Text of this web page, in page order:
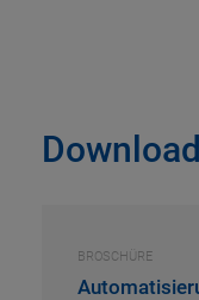
BROSCHÜRE